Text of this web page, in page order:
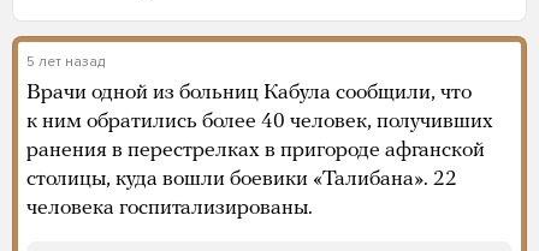
5 лет назад
Врачи одной из больниц Кабула сообщили, что
к ним обратились более 40 человек, получивших
ранения в перестрелках в пригороде афганской
столицы, куда вошли боевики «Талибана». 22
человека госпитализированы.